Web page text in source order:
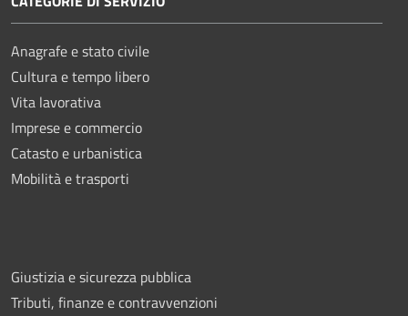
Anagrafe e stato civile
Cultura e tempo libero
Vita lavorativa
Imprese e commercio
Catasto e urbanistica
Mobilità e trasporti
Giustizia e sicurezza pubblica
Tributi, finanze e contravvenzioni